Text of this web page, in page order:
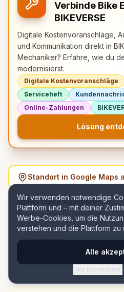
Wir verwenden notwendige
Plattform und – mit deiner
Werbe-Cookies, um die
verstehen und die Plattform zu
Alle
Nur notwendige ·
Verbinde Bike
BIKEVERSE
Digitale Kostenvoranschläge,
und Kommunikation direkt in
Mechaniker? Erfahre, wie du
modernisierst.
Digitale Kostenvoranschläge
Serviceheft
Online-Zahlungen
Lösung
Standort in Google Maps
Mit Waze navigieren
ADRESSE
Strada Traian 2, 415200 Beiuș,